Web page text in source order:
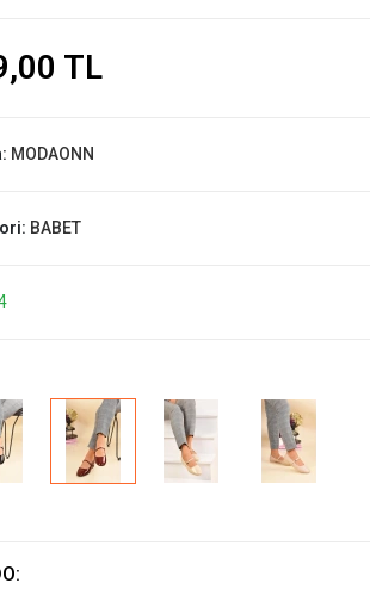
TL
MODAONN
BABET